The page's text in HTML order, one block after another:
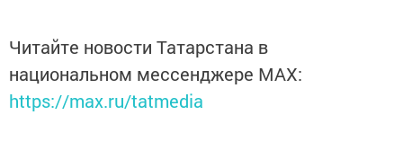
Читайте новости Татарстана в
национальном мессенджере MАХ:
https://max.ru/tatmedia